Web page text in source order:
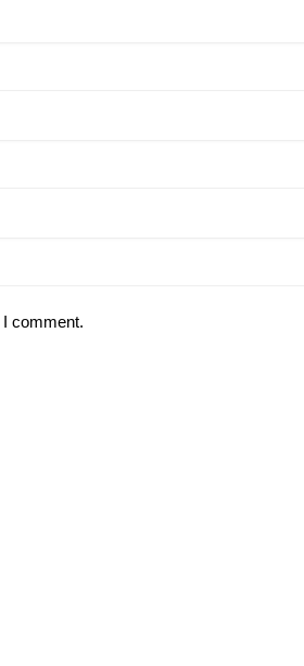
comment.